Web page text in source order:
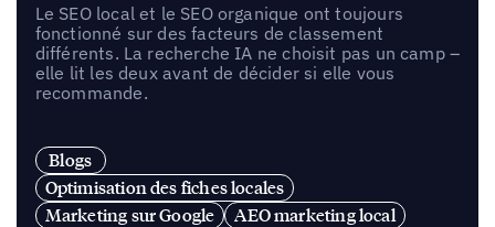
Le SEO local et le SEO organique ont toujours
fonctionné sur des facteurs de classement
différents. La recherche IA ne choisit pas un camp –
elle lit les deux avant de décider si elle vous
recommande.
Blogs
Optimisation des fiches locales
Marketing sur Google
AEO marketing local